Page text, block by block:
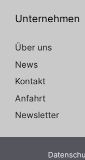
Unternehmen
Über uns
News
Kontakt
Anfahrt
Newsletter